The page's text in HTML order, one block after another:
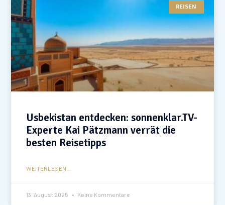
REISEN
Usbekistan entdecken: sonnenklar.TV-
Experte Kai Pätzmann verrät die
besten Reisetipps
WEITERLESEN...
13. August 2025 Keine Kommentare